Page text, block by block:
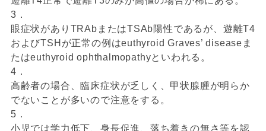
3．
眼症状がありTRAbまたはTSAb陽性であるが、遊離T4
およびTSHが正常の例はeuthyroid Graves’ diseaseま
たはeuthyroid ophthalmopathyといわれる。
4．
高齢者の場合、臨床症状が乏しく、甲状腺腫が明らか
でないことが多いので注意をする。
5．
小児では学力低下、身長促進、落ち着きの無さ等を認